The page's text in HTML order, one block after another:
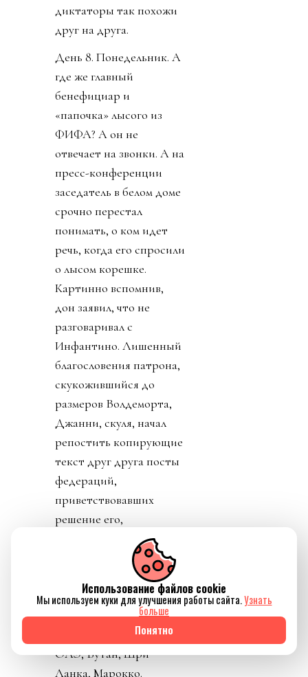
диктаторы так похожи
друг на друга.
День 8. Понедельник. А
где же главный
бенефициар и
«папочка» лысого из
ФИФА? А он не
отвечает на звонки. А на
пресс-конференции
заседатель в белом доме
срочно перестал
понимать, о ком идет
речь, когда его спросили
о лысом корешке.
Картинно вспомнив,
дон заявил, что не
разговаривал с
Инфантино. Лишенный
благословения патрона,
скукожившийся до
размеров Волдеморта,
Джанни, скуля, начал
репостить копирующие
текст друг друга посты
федераций,
приветствовавших
решение его,
Инфантино, отменить
план прихватизации.
Опять смотрим что
такое «газлайтинг», а
равно и рассматриваем
подборку стран: Катар,
ОАЭ, Бутан, Шри
Ланка, Марокко.
Использование файлов cookie
Мы используем куки для улучшения работы сайта.Узнать
больше
Понятно